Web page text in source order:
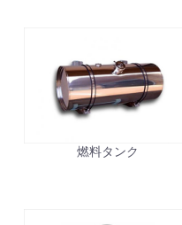
燃料タンク